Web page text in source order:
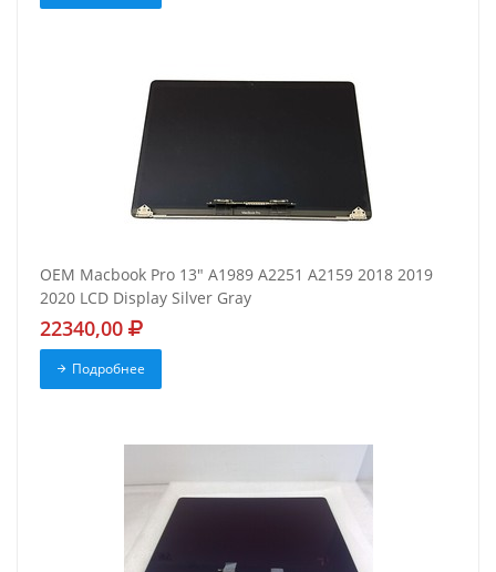
OEM Macbook Pro 13" A1989 A2251 A2159 2018 2019
2020 LCD Display Silver Gray
22340,00
Подробнее